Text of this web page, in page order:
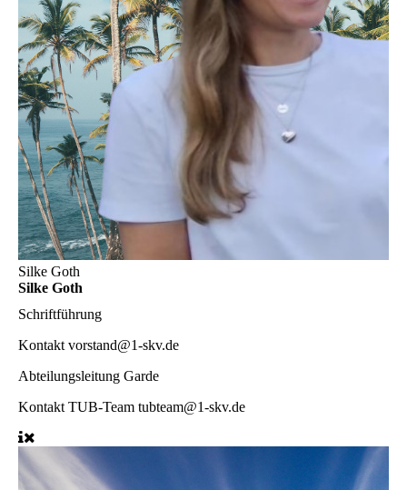
Silke Goth
Silke Goth
Schriftführung
Kontakt vorstand@1-skv.de
Abteilungsleitung Garde
Kontakt TUB-Team tubteam@1-skv.de